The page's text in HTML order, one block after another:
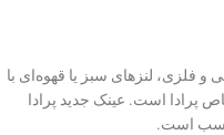
و فلزی، لنزهای سبز یا قهوه‌ای با
پرادا است. عینک جدید پرادا
است.